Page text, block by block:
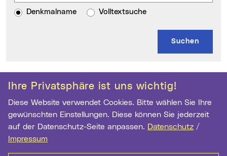
Ihre Privatsphäre ist uns wichtig!
Diese Website verwendet Cookies. Bitte wählen Sie Ihre
gewünschten Einstellungen. Diese können Sie jederzeit
auf der Datenschutz-Seite anpassen. Datenschutz /
Impressum
Denkmalname Volltextsuche
Weitere Informationen
Kontakt
Archiv der Stadt Linz
Hauptstr. 1-5